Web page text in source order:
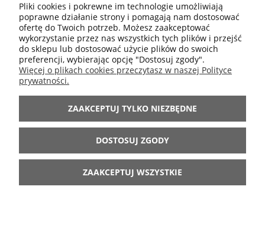
MOJE KONTO
INFORMACJE
ARANŻACJE
BĄDŹ Z NAMI
Pliki cookies i pokrewne im technologie umożliwiają
poprawne działanie strony i pomagają nam dostosować
ofertę do Twoich potrzeb. Możesz zaakceptować
wykorzystanie przez nas wszystkich tych plików i przejść
do sklepu lub dostosować użycie plików do swoich
preferencji, wybierając opcję "Dostosuj zgody".
Więcej o plikach cookies przeczytasz w naszej Polityce
prywatności.
ZAAKCEPTUJ TYLKO NIEZBĘDNE
DOSTOSUJ ZGODY
ZAAKCEPTUJ WSZYSTKIE